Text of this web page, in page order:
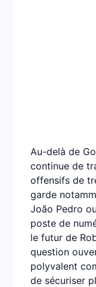
Au-delà de
continue de
offensifs de
garde
João Pedro
poste de
le futur de
question
polyvalent
de sécuriser